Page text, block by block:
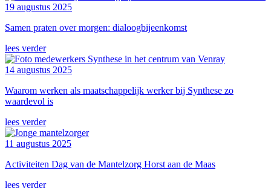
19 augustus 2025
Samen praten over morgen: dialoogbijeenkomst
lees verder
14 augustus 2025
Waarom werken als maatschappelijk werker bij Synthese zo
waardevol is
lees verder
11 augustus 2025
Activiteiten Dag van de Mantelzorg Horst aan de Maas
lees verder